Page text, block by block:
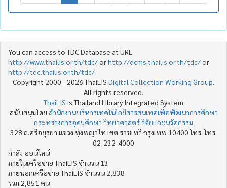
You can access to TDC Database at URL
http://www.thailis.or.th/tdc/orhttp://dcms.thailis.or.th/tdc/or
http://tdc.thailis.or.th/tdc/
Copyright 2000 - 2026 ThaiLIS Digital Collection Working Group
All rights reserved.
ThaiLIS is Thailand Library Integrated System
สนับสนุนโดย สำนักงานบริหารเทคโนโลยีสารสนเทศเพื่อพัฒนาการศึกษา
กระทรวงการอุดมศึกษา วิทยาศาสตร์ วิจัยและนวัตกรรม
328 ถ.ศรีอยุธยา แขวง ทุ่งพญาไท เขต ราชเทวี กรุงเทพ 10400 โทร. โทร.
02-232-4000
กำลัง ออน์ไลน์
ภายในเครือข่าย ThaiLIS จำนวน 13
ภายนอกเครือข่าย ThaiLIS จำนวน 2,838
รวม 2,851 คน